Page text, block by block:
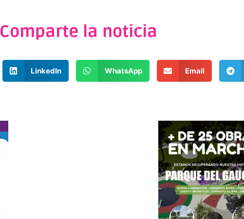
Comparte la noticia
LinkedIn WhatsApp Email